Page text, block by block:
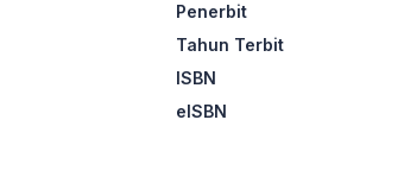
Penerbit
Tahun Terbit
ISBN
eISBN